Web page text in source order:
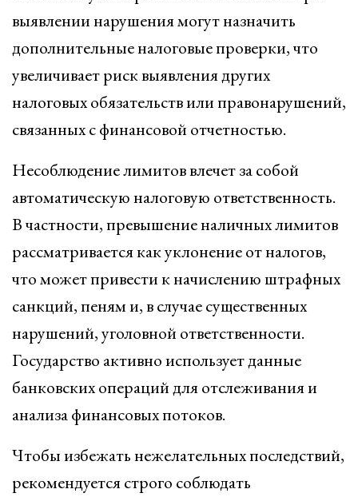
выявлении нарушения могут назначить
дополнительные налоговые проверки, что
увеличивает риск выявления других
налоговых обязательств или правонарушений,
связанных с финансовой отчетностью.
Несоблюдение лимитов влечет за собой
автоматическую налоговую ответственность.
В частности, превышение наличных лимитов
рассматривается как уклонение от налогов,
что может привести к начислению штрафных
санкций, пеням и, в случае существенных
нарушений, уголовной ответственности.
Государство активно использует данные
банковских операций для отслеживания и
анализа финансовых потоков.
Чтобы избежать нежелательных последствий,
рекомендуется строго соблюдать